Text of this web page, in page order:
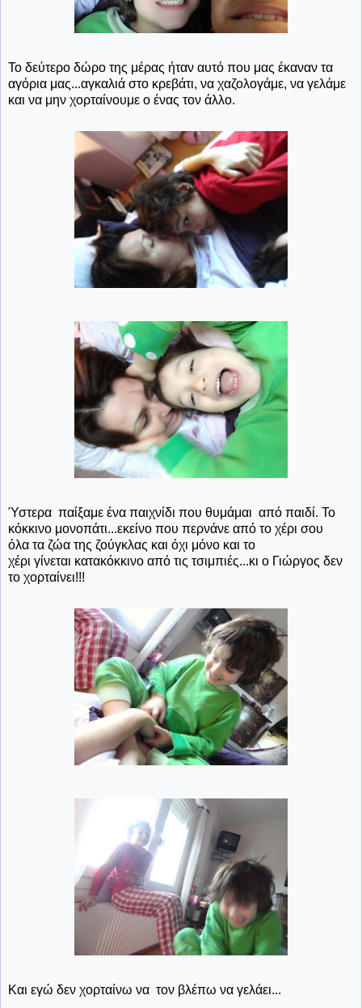
Το δεύτερο δώρο της μέρας ήταν αυτό που μας έκαναν τα
αγόρια μας...αγκαλιά στο κρεβάτι, να χαζολογάμε, να γελάμε
και να μην χορταίνουμε ο ένας τον άλλο.
Ύστερα παίξαμε ένα παιχνίδι που θυμάμαι από παιδί. Το
κόκκινο μονοπάτι...εκείνο που περνάνε από το χέρι σου
όλα τα ζώα της ζούγκλας και όχι μόνο και το
χέρι γίνεται κατακόκκινο από τις τσιμπιές...κι ο Γιώργος δεν
το χορταίνει!!!
Και εγώ δεν χορταίνω να τον βλέπω να γελάει...